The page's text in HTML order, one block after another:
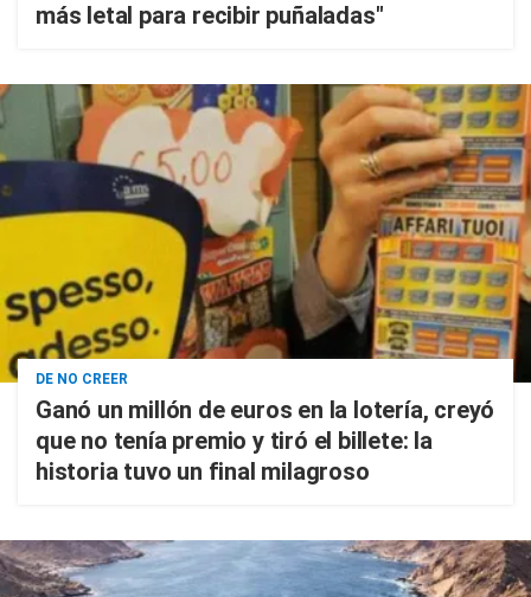
más letal para recibir puñaladas"
DE NO CREER
Ganó un millón de euros en la lotería, creyó
que no tenía premio y tiró el billete: la
historia tuvo un final milagroso